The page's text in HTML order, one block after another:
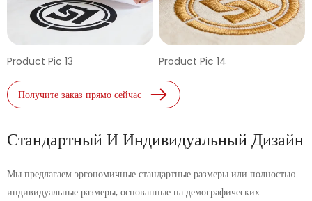
Product Pic 13 Product Pic 14
Получите заказ прямо сейчас
Стандартный И Индивидуальный Дизайн
Мы предлагаем эргономичные стандартные размеры или полностью
индивидуальные размеры, основанные на демографических